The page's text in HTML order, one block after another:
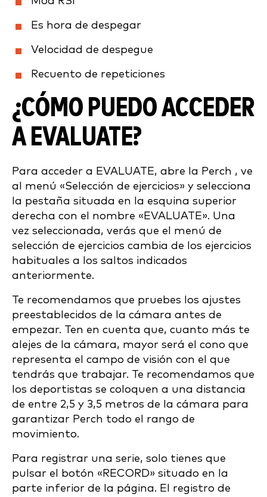
Es hora de despegar
Velocidad de despegue
Recuento de repeticiones
¿CÓMO PUEDO ACCEDER
A EVALUATE?
Para acceder a EVALUATE, abre la Perch , ve
al menú «Selección de ejercicios» y selecciona
la pestaña situada en la esquina superior
derecha con el nombre «EVALUATE». Una
vez seleccionada, verás que el menú de
selección de ejercicios cambia de los ejercicios
habituales a los saltos indicados
anteriormente.
Te recomendamos que pruebes los ajustes
preestablecidos de la cámara antes de
empezar. Ten en cuenta que, cuanto más te
alejes de la cámara, mayor será el cono que
representa el campo de visión con el que
tendrás que trabajar. Te recomendamos que
los deportistas se coloquen a una distancia
de entre 2,5 y 3,5 metros de la cámara para
garantizar Perch todo el rango de
movimiento.
Para registrar una serie, solo tienes que
pulsar el botón «RECORD» situado en la
parte inferior de la página. El registro de